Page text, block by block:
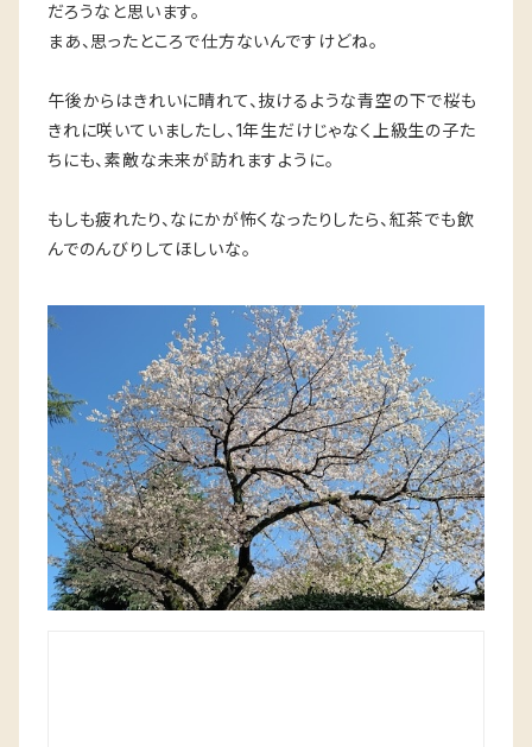
だろうなと思います。
まあ、思ったところで仕方ないんですけどね。
午後からはきれいに晴れて、抜けるような青空の下で桜も
きれに咲いていましたし、1年生だけじゃなく上級生の子た
ちにも、素敵な未来が訪れますように。
もしも疲れたり、なにかが怖くなったりしたら、紅茶でも飲
んでのんびりしてほしいな。